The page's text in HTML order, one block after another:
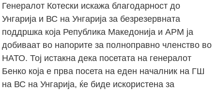
Генералот Котески искажа благодарност до
Унгарија и ВС на Унгарија за безрезервната
поддршка која Република Македонија и АРМ ја
добиваат во напорите за полноправно членство во
НАТО. Тој истакна дека посетата на генералот
Бенко која е прва посета на еден началник на ГШ
на ВС на Унгарија, ќе биде искористена за